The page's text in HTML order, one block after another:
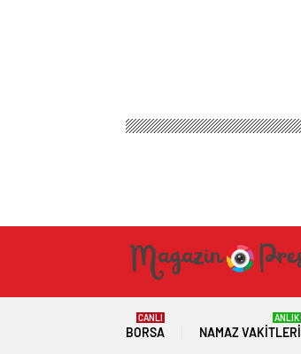
BORSA
CANLI
NAMAZ VAKITLERI
ANLIK